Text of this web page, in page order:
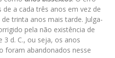
a cada três anos em vez de
trinta anos mais tarde. Julga-
pela não existência de
3 d. C., ou seja, os anos
foram abandonados nesse